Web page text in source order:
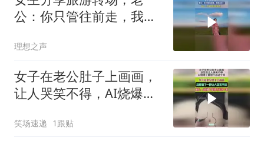
公：你只管往前走，我来
理想之声
女子在老公肚子上画画，
让人哭笑不得，AI烧爆了
笑场速递 1跟贴